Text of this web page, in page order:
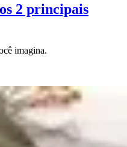
2 principais
imagina.